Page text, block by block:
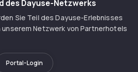
des Dayuse-Netzwerks
Sie Teil des Dayuse-Erlebnisses
unserem Netzwerk von Partnerhotels
Portal-Login